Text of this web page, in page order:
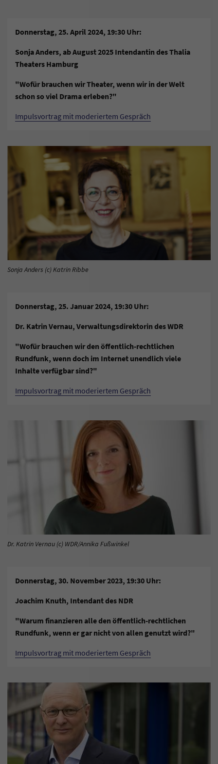
Donnerstag, 25. April 2024, 19:30 Uhr:
Sonja Anders, ab August 2025 Intendantin des Thalia
Theaters Hamburg
"Wofür brauchen wir Theater, wenn wir in der Welt
schon so viel Drama erleben?"
Impulsvortrag mit moderiertem Gespräch
Sonja Anders (c) Katrin Ribbe
Donnerstag, 25. Januar 2024, 19:30 Uhr:
Dr. Katrin Vernau, Verwaltungsdirektorin des WDR
"Wofür brauchen wir den öffentlich-rechtlichen
Rundfunk, wenn doch im Internet unendlich viele
Inhalte verfügbar sind?"
Impulsvortrag mit moderiertem Gespräch
Dr. Katrin Vernau (c) WDR/Annika Fußwinkel
Donnerstag, 30. November 2023, 19:30 Uhr:
Joachim Knuth, Intendant des NDR
"Warum finanzieren alle den öffentlich-rechtlichen
Rundfunk, wenn er gar nicht von allen genutzt wird?"
Impulsvortrag mit moderiertem Gespräch